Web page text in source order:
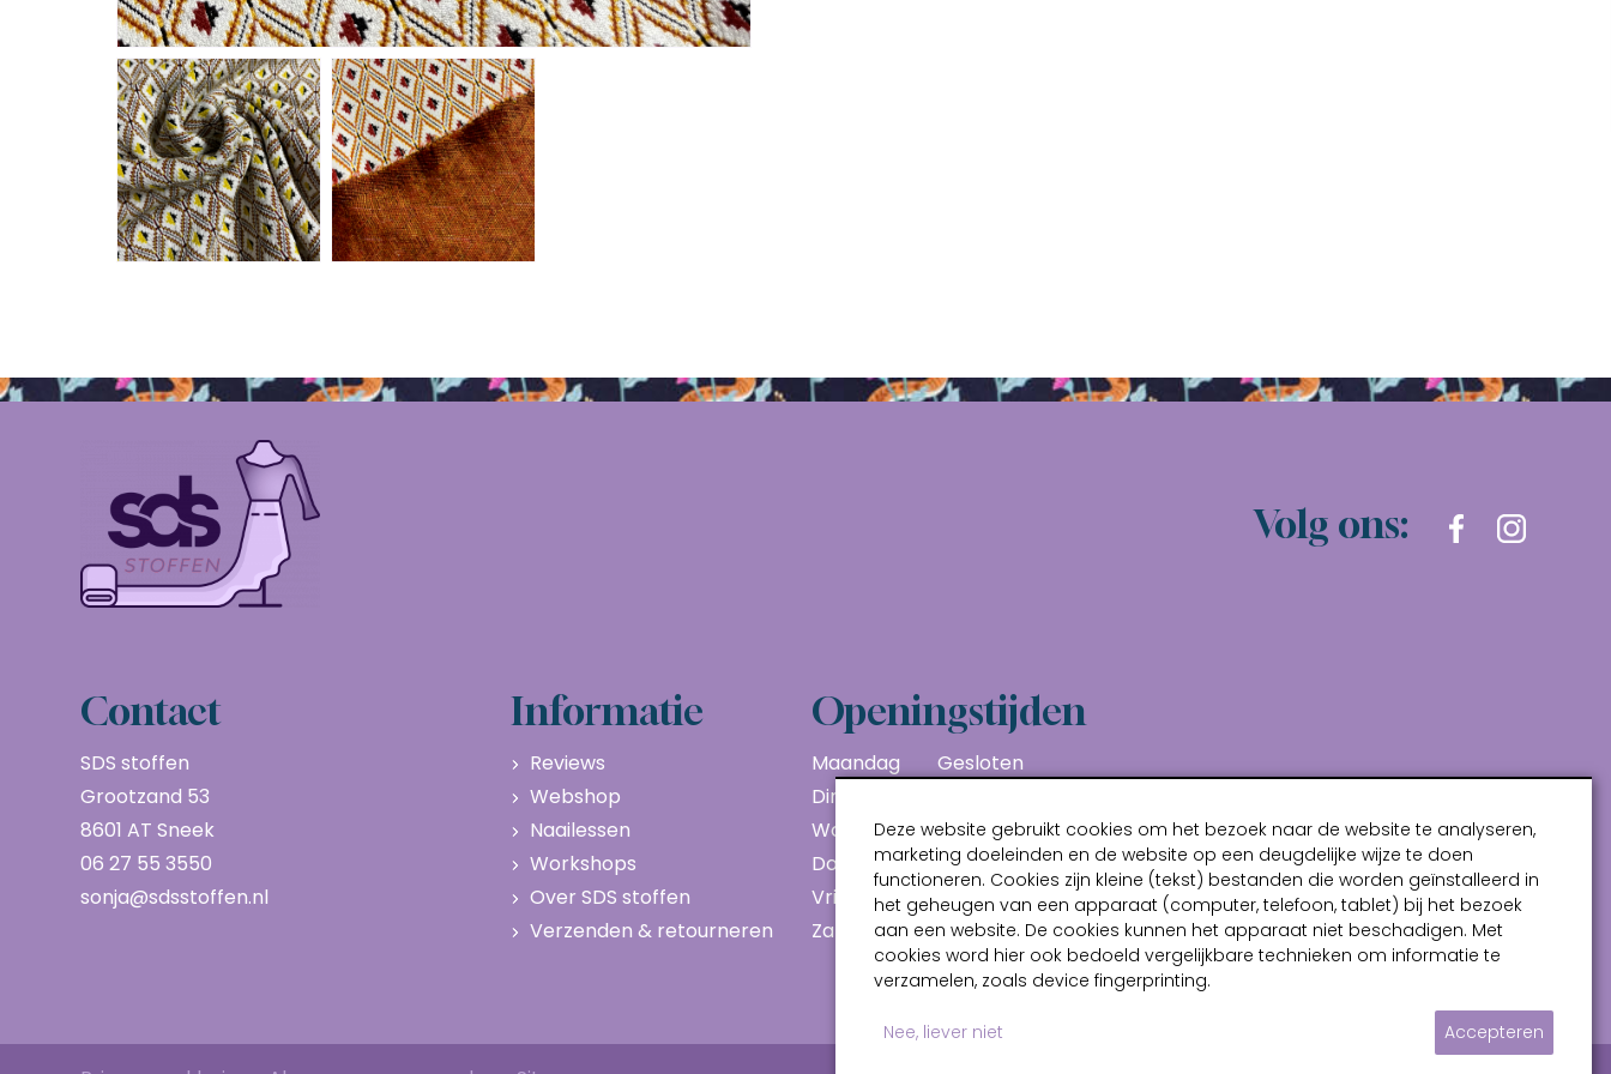
Volg ons:
Contact
SDS stoffen
Grootzand 53
8601 AT Sneek
06 27 55 3550
sonja@sdsstoffen.nl
Informatie
Reviews
Webshop
Naailessen
Workshops
Over SDS stoffen
Verzenden & retourneren
Openingstijden
Maandag
Gesloten
Dinsdag
Woensdag
10:00 - 17:00
Donderdag
10:00 - 17:00
Vrijdag
10:00 - 17:00
Zaterdag
10:00 - 17:00
Deze website gebruikt cookies om het bezoek naar de website te analyseren,
marketing doeleinden en de website op een deugdelijke wijze te doen
functioneren. Cookies zijn kleine (tekst) bestanden die worden geïnstalleerd in
het geheugen van een apparaat (computer, telefoon, tablet) bij het bezoek
aan een website. De cookies kunnen het apparaat niet beschadigen. Met
cookies word hier ook bedoeld vergelijkbare technieken om informatie te
verzamelen, zoals device fingerprinting.
Nee, liever niet Accepteren